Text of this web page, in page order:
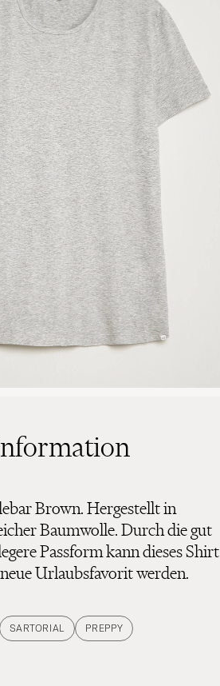
Brown. Hergestellt in
Baumwolle. Durch die gut
Passform kann dieses Shirt
Urlaubsfavorit werden.
SARTORIAL PREPPY